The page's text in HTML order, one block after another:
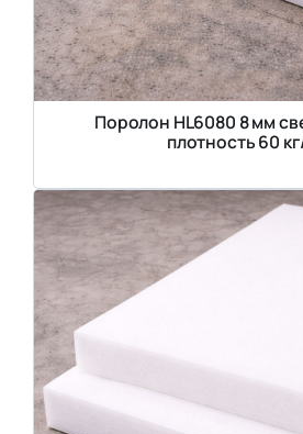
Поролон HL6080 8 мм
плотность 60